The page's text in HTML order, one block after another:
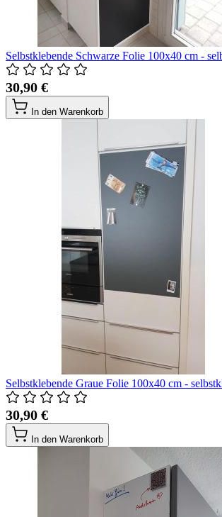
Selbstklebende Schwarze Folie 100x40 cm -
30,90 €
In den Warenkorb
Selbstklebende Graue Folie 100x40 cm -
30,90 €
In den Warenkorb